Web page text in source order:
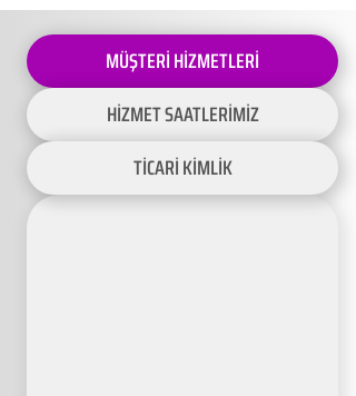
MÜŞTERİ HİZMETLERİ
HİZMET SAATLERİMİZ
TİCARİ KİMLİK